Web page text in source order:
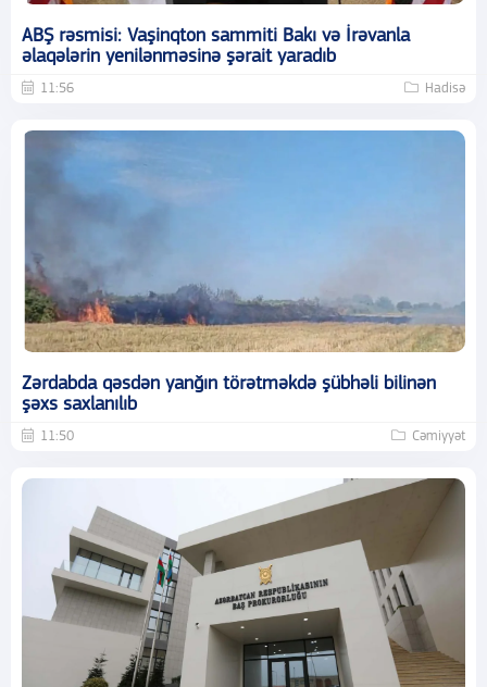
ABŞ rəsmisi: Vaşinqton sammiti Bakı və İrəvanla
əlaqələrin yenilənməsinə şərait yaradıb
11:56 Hadisə
Zərdabda qəsdən yanğın törətməkdə şübhəli bilinən
şəxs saxlanılıb
11:50 Cəmiyyət